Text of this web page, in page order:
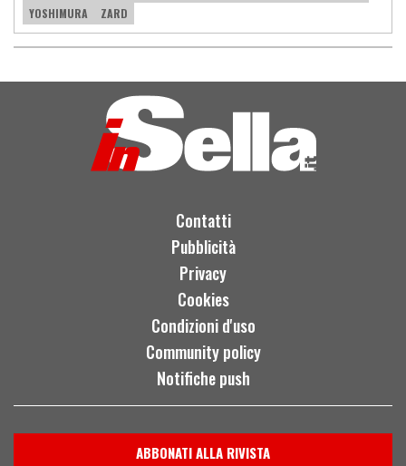
YOSHIMURA
ZARD
Contatti
Pubblicità
Privacy
Cookies
Condizioni d'uso
Community policy
Notifiche push
ABBONATI ALLA RIVISTA